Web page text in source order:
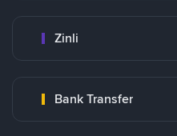
Zinli
Bank Transfer